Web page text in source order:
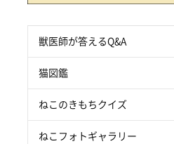
獣医師が答えるQ&A
猫図鑑
ねこのきもちクイズ
ねこフォトギャラリー